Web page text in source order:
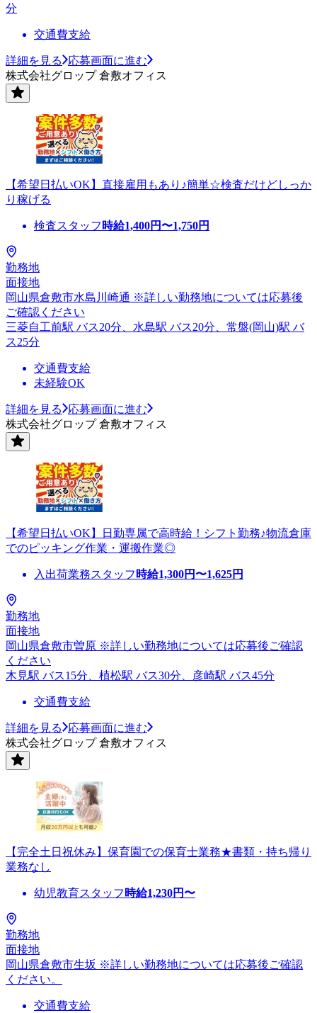
分
交通費支給
詳細を見る
応募画面に進む
株式会社グロップ 倉敷オフィス
【希望日払いOK】直接雇用もあり♪簡単☆検査だけどしっか
り稼げる
検査スタッフ 時給1,400円〜1,750円
勤務地
面接地
岡山県倉敷市水島川崎通 ※詳しい勤務地については応募後
ご確認ください
三菱自工前駅 バス20分、水島駅 バス20分、常盤(岡山)駅 バ
ス25分
交通費支給
未経験OK
詳細を見る
応募画面に進む
株式会社グロップ 倉敷オフィス
【希望日払いOK】日勤専属で高時給！シフト勤務♪物流倉庫
でのピッキング作業・運搬作業◎
入出荷業務スタッフ 時給1,300円〜1,625円
勤務地
面接地
岡山県倉敷市曽原 ※詳しい勤務地については応募後ご確認
ください
木見駅 バス15分、植松駅 バス30分、彦崎駅 バス45分
交通費支給
詳細を見る
応募画面に進む
株式会社グロップ 倉敷オフィス
【完全土日祝休み】保育園での保育士業務★書類・持ち帰り
業務なし
幼児教育スタッフ 時給1,230円〜
勤務地
面接地
岡山県倉敷市生坂 ※詳しい勤務地については応募後ご確認
ください。
交通費支給